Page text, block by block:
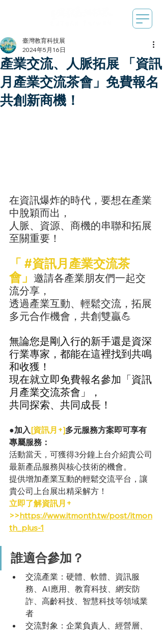
產業交流、人脈拓展 「資訊
月產業交流茶會」免費報名
共創新商機！
臺灣教育科技展
2024年5月16日
在資訊爆炸的時代，要想在產業
中脫穎而出，
人脈、資源、商機的串聯和拓展
至關重要！
「 #資訊月產業交流茶
會」 邀請各產業朋友們一起交
流分享，
透過產業互動、輕鬆交流，拓展
多元合作機會，共創雙贏💪
無論您是剛入行的新手還是資深
行業專家，都能在這裡找到共鳴
和收獲！
現在就立即免費報名參加「資訊
月產業交流茶會」，
共同探索、共同成長！
●加入[資訊月+]多元服務方案即可享有
專屬服務：
活動當天，可獲得3分鐘上台介紹貴公司
最新產品服務與核心技術的機會。
提供增加產業互動的輕鬆交流平台，讓
貴公司上台展出精采解方！
立即了解資訊月+
>>https://www.itmonth.tw/post/itmon
th_plus-1
誰適合參加？
交流產業：硬體、軟體、資訊服
務、AI應用、教育科技、網安防
詐、高齡科技、智慧科技等領域業
者
交流對象：企業負責人、經營層、